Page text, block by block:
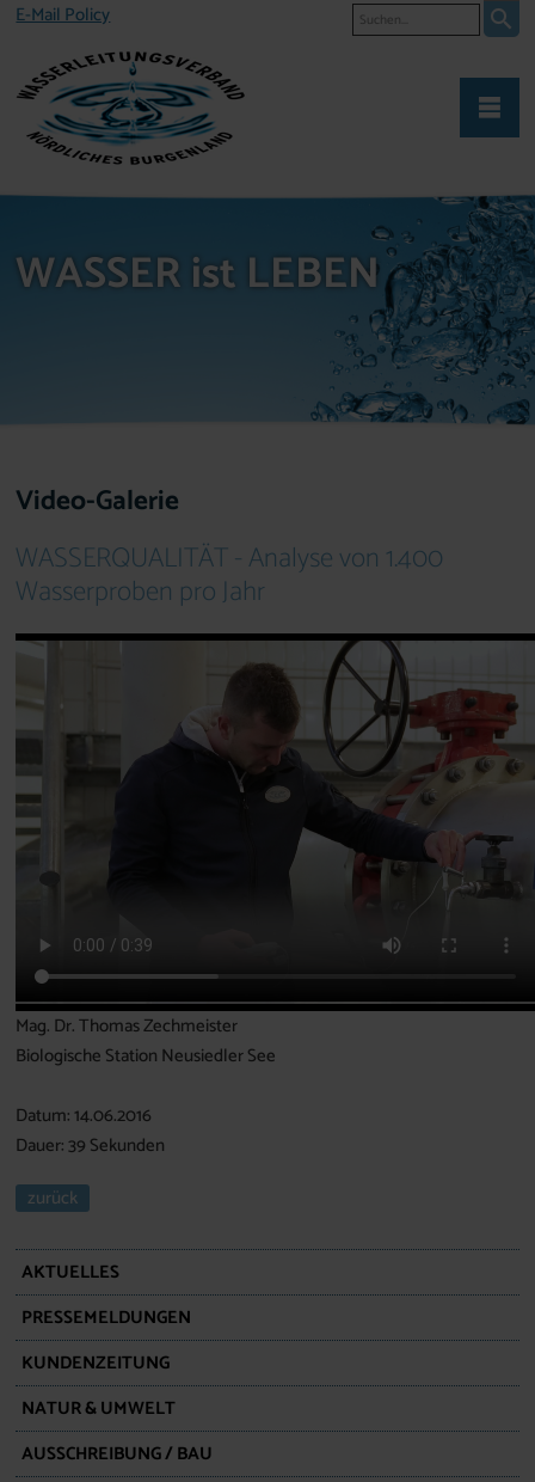
E-Mail Policy Suche
WASSER ist LEBEN
Video-Galerie
WASSERQUALITÄT - Analyse von 1.400
Wasserproben pro Jahr
Mag. Dr. Thomas Zechmeister
Biologische Station Neusiedler See
Datum: 14.06.2016
Dauer: 39 Sekunden
zurück
AKTUELLES
PRESSEMELDUNGEN
KUNDENZEITUNG
NATUR & UMWELT
AUSSCHREIBUNG / BAU